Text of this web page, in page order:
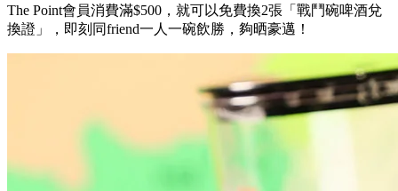
The Point會員消費滿$500，就可以免費換2張「戰鬥碗啤酒兌
換證」，即刻同friend一人一碗飲勝，夠晒豪邁！